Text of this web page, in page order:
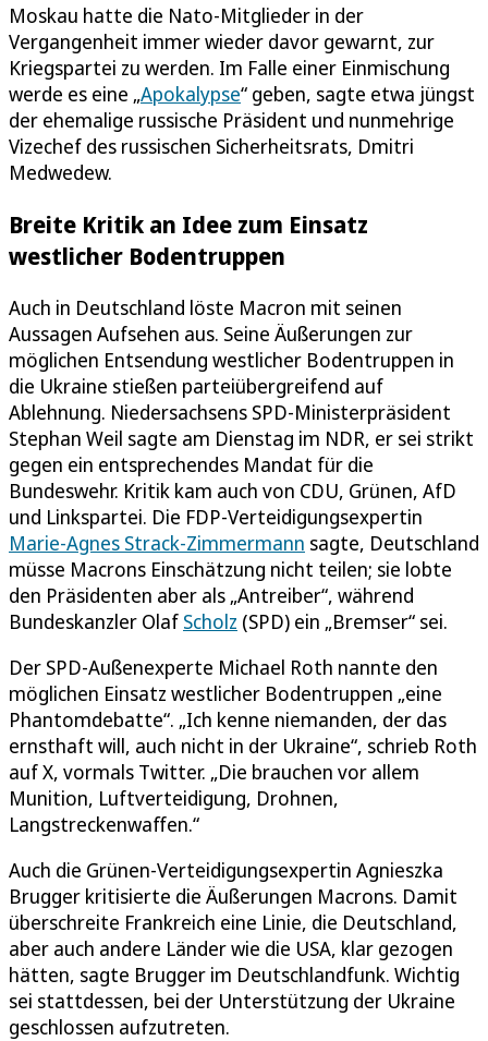
Moskau hatte die Nato-Mitglieder in der
Vergangenheit immer wieder davor gewarnt, zur
Kriegspartei zu werden. Im Falle einer Einmischung
werde es eine „Apokalypse“ geben, sagte etwa jüngst
der ehemalige russische Präsident und nunmehrige
Vizechef des russischen Sicherheitsrats, Dmitri
Medwedew.
Breite Kritik an Idee zum Einsatz
westlicher Bodentruppen
Auch in Deutschland löste Macron mit seinen
Aussagen Aufsehen aus. Seine Äußerungen zur
möglichen Entsendung westlicher Bodentruppen in
die Ukraine stießen parteiübergreifend auf
Ablehnung. Niedersachsens SPD-Ministerpräsident
Stephan Weil sagte am Dienstag im NDR, er sei strikt
gegen ein entsprechendes Mandat für die
Bundeswehr. Kritik kam auch von CDU, Grünen, AfD
und Linkspartei. Die FDP-Verteidigungsexpertin
Marie-Agnes Strack-Zimmermann sagte, Deutschland
müsse Macrons Einschätzung nicht teilen; sie lobte
den Präsidenten aber als „Antreiber“, während
Bundeskanzler Olaf Scholz (SPD) ein „Bremser“ sei.
Der SPD-Außenexperte Michael Roth nannte den
möglichen Einsatz westlicher Bodentruppen „eine
Phantomdebatte“. „Ich kenne niemanden, der das
ernsthaft will, auch nicht in der Ukraine“, schrieb Roth
auf X, vormals Twitter. „Die brauchen vor allem
Munition, Luftverteidigung, Drohnen,
Langstreckenwaffen.“
Auch die Grünen-Verteidigungsexpertin Agnieszka
Brugger kritisierte die Äußerungen Macrons. Damit
überschreite Frankreich eine Linie, die Deutschland,
aber auch andere Länder wie die USA, klar gezogen
hätten, sagte Brugger im Deutschlandfunk. Wichtig
sei stattdessen, bei der Unterstützung der Ukraine
geschlossen aufzutreten.